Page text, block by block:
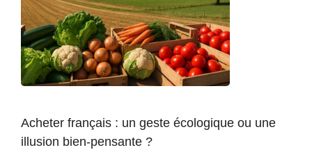
Acheter français : un geste écologique ou une
illusion bien-pensante ?